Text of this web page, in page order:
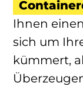
Ihnen
sich um
kümmert,